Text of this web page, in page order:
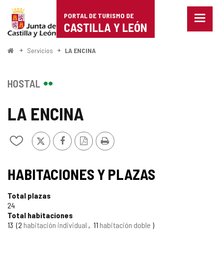
Portal
de
Turismo
Castilla
León
PORTAL DE TURISMO DE
CASTILLA Y LEÓN
Menu
InicioServicios LA ENCINA
LA ENCINA
Añadir/quitar
cuadernos
X FacebookVersión
PDF
Imprimir
HOSTAL
HABITACIONES Y PLAZAS
Total plazas
24
Total habitaciones
13 2 habitación individual 11 habitación doble